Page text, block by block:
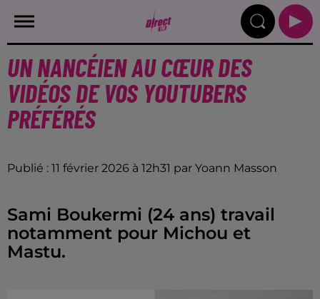
UN NANCÉIEN AU CŒUR DES
VIDÉOS DE VOS YOUTUBERS
PRÉFÉRÉS
Publié : 11 février 2026 à 12h31 par Yoann Masson
Sami Boukermi (24 ans) travail
notamment pour Michou et
Mastu.